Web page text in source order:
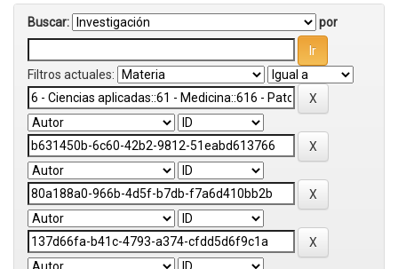
Buscar: por
Filtros actuales: